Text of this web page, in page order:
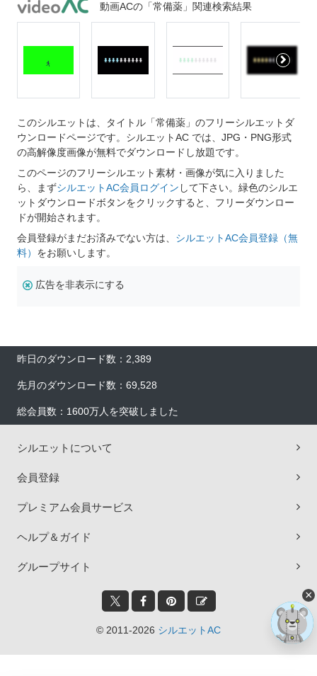
動画ACの「常備薬」関連検索結果
このシルエットは、タイトル「常備薬」のフリーシルエットダ
ウンロードページです。シルエットAC では、JPG・PNG形式
の高解像度画像が無料でダウンロードし放題です。
このページのフリーシルエット素材・画像が気に入りました
ら、まずシルエットAC会員ログイン して下さい。緑色のシルエ
ットダウンロードボタンをクリックすると、フリーダウンロー
ドが開始されます。
会員登録がまだお済みでない方は、 シルエットAC会員登録（無
料） をお願いします。
広告を非表示にする
昨日のダウンロード数：2,389
先月のダウンロード数：69,528
総会員数：1600万人を突破しました
シルエットについて
会員登録
プレミアム会員サービス
ヘルプ＆ガイド
グループサイト
© 2011-2026 シルエットAC
×